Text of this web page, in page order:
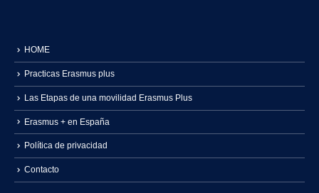
HOME
Practicas Erasmus plus
Las Etapas de una movilidad Erasmus Plus
Erasmus + en España
Política de privacidad
Contacto